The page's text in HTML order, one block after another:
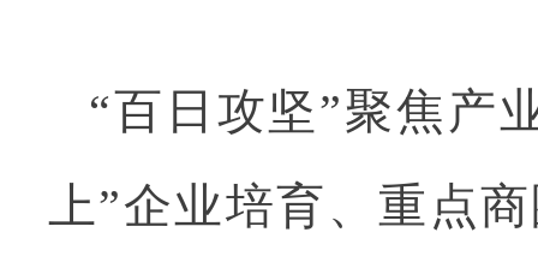
“百日攻坚”聚焦产
上”企业培育、重点